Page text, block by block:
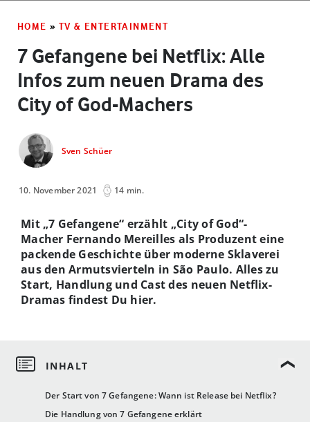
HOME » TV & ENTERTAINMENT
7 Gefangene bei Netflix: Alle
Infos zum neuen Drama des
City of God-Machers
Sven Schüer
10. November 2021 14 min.
Der Start von 7 Gefangene: Wann ist Release bei Netflix?
Die Handlung von 7 Gefangene erklärt
Mit „7 Gefangene“ erzählt „City of God“-
Macher Fernando Mereilles als Produzent eine
packende Geschichte über moderne Sklaverei
aus den Armutsvierteln in São Paulo. Alles zu
Start, Handlung und Cast des neuen Netflix-
Dramas findest Du hier.